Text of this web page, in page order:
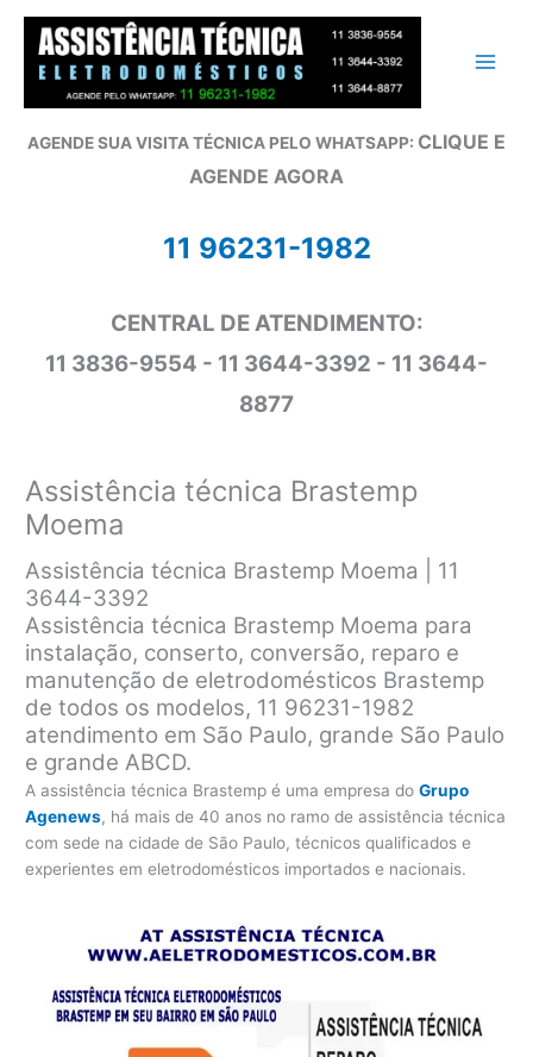
conteúdo
AGENDE SUA VISITA TÉCNICA PELO WHATSAPP: CLIQUE E
AGENDE AGORA
11 96231-1982
CENTRAL DE ATENDIMENTO:
11 3836-9554 - 11 3644-3392 - 11 3644-
8877
Assistência técnica Brastemp
Moema
Assistência técnica Brastemp Moema | 11
3644-3392
Assistência técnica Brastemp Moema para
instalação, conserto, conversão, reparo e
manutenção de eletrodomésticos Brastemp
de todos os modelos, 11 96231-1982
atendimento em São Paulo, grande São Paulo
e grande ABCD.
A assistência técnica Brastemp é uma empresa doGrupo
Agenews, há mais de 40 anos no ramo de assistência técnica
com sede na cidade de São Paulo, técnicos qualificados e
experientes em eletrodomésticos importados e nacionais.